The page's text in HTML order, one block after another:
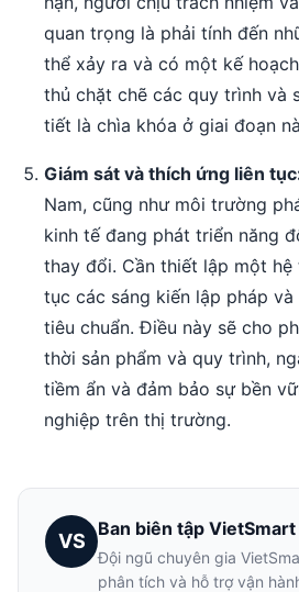
quan trọng là phải tính đến
thể xảy ra và có một kế
thủ chặt chẽ các quy trình và
tiết là chìa khóa ở giai đoạn
Giám sát và thích ứng liên
Nam, cũng như môi trường
kinh tế đang phát triển năng
thay đổi. Cần thiết lập một
tục các sáng kiến ​​lập pháp
tiêu chuẩn. Điều này sẽ cho
thời sản phẩm và quy trình,
tiềm ẩn và đảm bảo sự bền
nghiệp trên thị trường.
VS
Ban biên tập VietSmart
Đội ngũ chuyên gia
phân tích và hỗ trợ vận